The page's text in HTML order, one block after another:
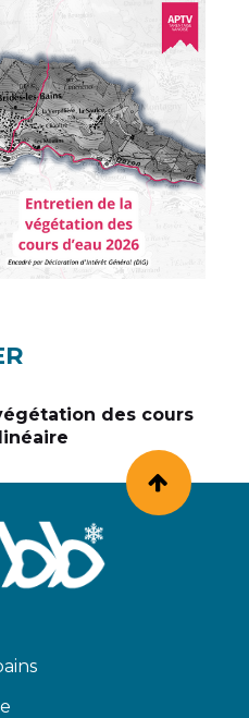
des cours